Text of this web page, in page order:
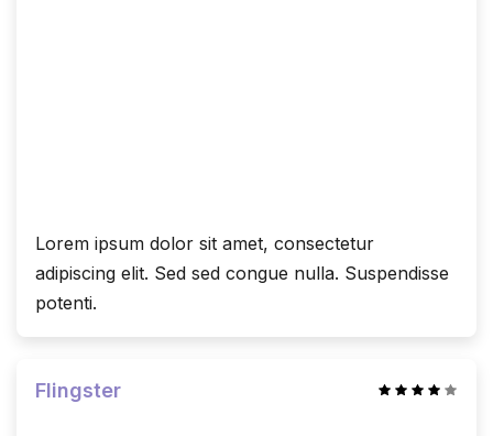
Lorem ipsum dolor sit amet, consectetur
adipiscing elit. Sed sed congue nulla. Suspendisse
potenti.
Flingster